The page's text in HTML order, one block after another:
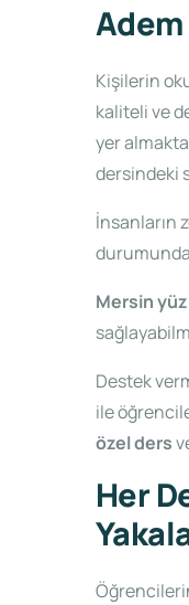
Adem
Kişilerin
kaliteli ve
yer
dersindeki
İnsanların
Mersin
Destek
ile
özel ders
Her